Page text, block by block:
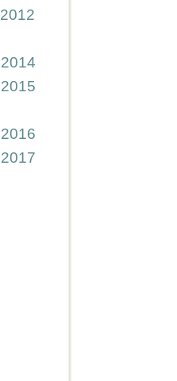
2012
2014
2015
2016
2017